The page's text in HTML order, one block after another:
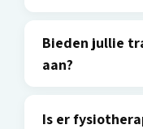
Bieden jullie
aan?
Is er